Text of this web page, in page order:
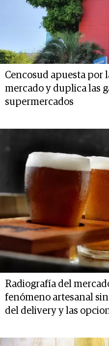
Cencosud apuesta por
mercado y duplica las
supermercados
Radiografía del
fenómeno artesanal
del delivery y las